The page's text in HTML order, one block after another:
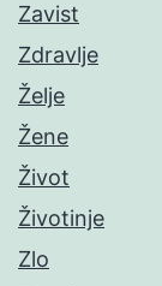
Zavist
Zdravlje
Želje
Žene
Život
Životinje
Zlo